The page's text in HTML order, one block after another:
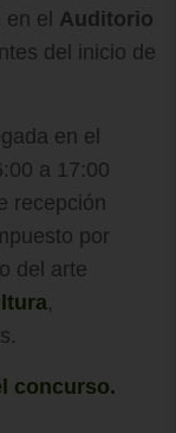
el Auditorio
del inicio de
en el
a 17:00
recepción
por
del arte
,
concurso.